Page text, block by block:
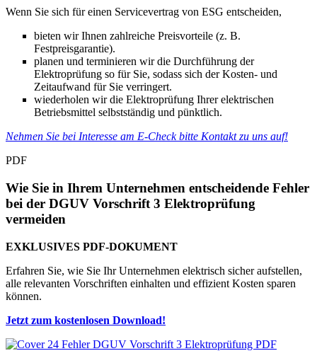
Wenn Sie sich für einen Servicevertrag von ESG entscheiden,
bieten wir Ihnen zahlreiche Preisvorteile (z. B.
Festpreisgarantie).
planen und terminieren wir die Durchführung der
Elektroprüfung so für Sie, sodass sich der Kosten- und
Zeitaufwand für Sie verringert.
wiederholen wir die Elektroprüfung Ihrer elektrischen
Betriebsmittel selbstständig und pünktlich.
Nehmen Sie bei Interesse am E-Check bitte Kontakt zu uns auf!
PDF
Wie Sie in Ihrem Unternehmen entscheidende Fehler
bei der DGUV Vorschrift 3 Elektroprüfung
vermeiden
EXKLUSIVES PDF-DOKUMENT
Erfahren Sie, wie Sie Ihr Unternehmen elektrisch sicher aufstellen,
alle relevanten Vorschriften einhalten und effizient Kosten sparen
können.
Jetzt zum kostenlosen Download!